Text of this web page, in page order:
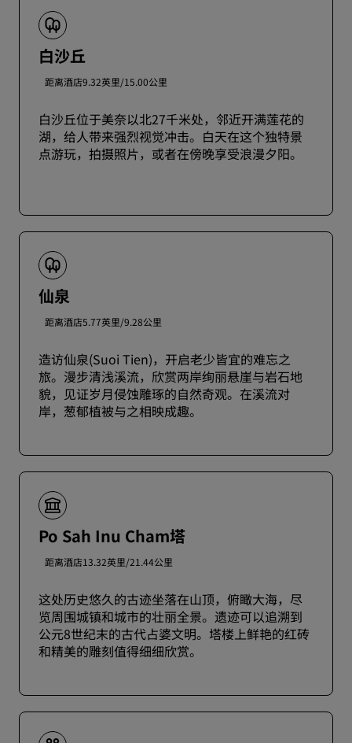
白沙丘
距离酒店9.32英里/15.00公里
白沙丘位于美奈以北27千米处，邻近开满莲花的
湖，给人带来强烈视觉冲击。白天在这个独特景
点游玩，拍摄照片，或者在傍晚享受浪漫夕阳。
仙泉
距离酒店5.77英里/9.28公里
造访仙泉(Suoi Tien)，开启老少皆宜的难忘之
旅。漫步清浅溪流，欣赏两岸绚丽悬崖与岩石地
貌，见证岁月侵蚀雕琢的自然奇观。在溪流对
岸，葱郁植被与之相映成趣。
Po Sah Inu Cham塔
距离酒店13.32英里/21.44公里
这处历史悠久的古迹坐落在山顶，俯瞰大海，尽
览周围城镇和城市的壮丽全景。遗迹可以追溯到
公元8世纪末的古代占婆文明。塔楼上鲜艳的红砖
和精美的雕刻值得细细欣赏。